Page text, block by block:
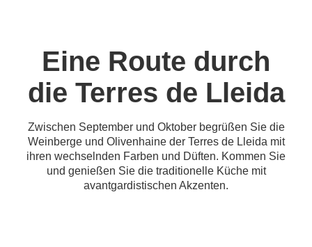
Eine Route durch
die Terres de Lleida
Zwischen September und Oktober begrüßen Sie die
Weinberge und Olivenhaine der Terres de Lleida mit
ihren wechselnden Farben und Düften. Kommen Sie
und genießen Sie die traditionelle Küche mit
avantgardistischen Akzenten.